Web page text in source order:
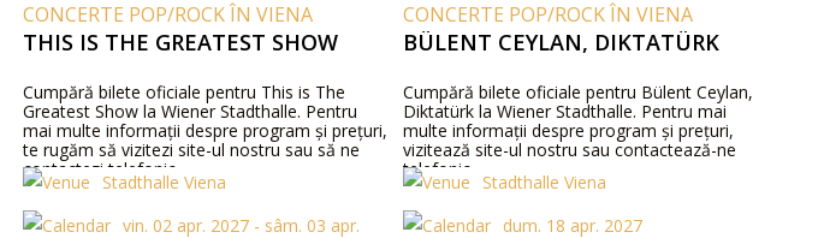
CONCERTE POP/ROCK ÎN VIENA
THIS IS THE GREATEST SHOW
Cumpără bilete oficiale pentru This is The
Greatest Show la Wiener Stadthalle. Pentru
mai multe informații despre program și prețuri,
te rugăm să vizitezi site-ul nostru sau să ne
contactezi telefonic.
Stadthalle Viena
vin. 02 apr. 2027 - sâm. 03 apr.
CONCERTE POP/ROCK ÎN VIENA
BÜLENT CEYLAN, DIKTATÜRK
Cumpără bilete oficiale pentru Bülent Ceylan,
Diktatürk la Wiener Stadthalle. Pentru mai
multe informații despre program și prețuri,
vizitează site-ul nostru sau contactează-ne
telefonic.
Stadthalle Viena
dum. 18 apr. 2027